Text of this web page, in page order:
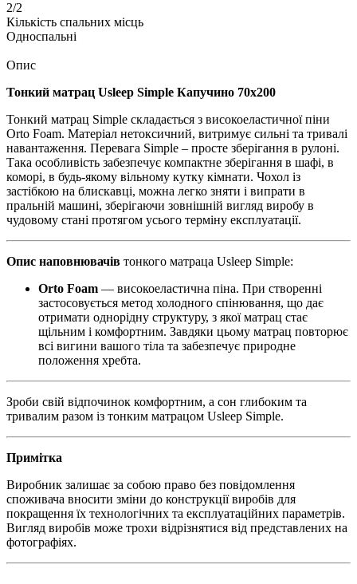
2/2
Кількість спальних місць
Односпальні
Опис
Тонкий матрац Usleep Simple Капучино 70х200
Тонкий матрац Simple складається з високоеластичної піни
Orto Foam. Матеріал нетоксичний, витримує сильні та тривалі
навантаження. Перевага Simple – просте зберігання в рулоні.
Така особливість забезпечує компактне зберігання в шафі, в
коморі, в будь-якому вільному кутку кімнати. Чохол із
застібкою на блискавці, можна легко зняти і випрати в
пральній машині, зберігаючи зовнішній вигляд виробу в
чудовому стані протягом усього терміну експлуатації.
Опис наповнювачів тонкого матраца Usleep Simple:
Orto Foam — високоеластична піна. При створенні
застосовується метод холодного спінювання, що дає
отримати однорідну структуру, з якої матрац стає
щільним і комфортним. Завдяки цьому матрац повторює
всі вигини вашого тіла та забезпечує природне
положення хребта.
Зроби свій відпочинок комфортним, а сон глибоким та
тривалим разом із тонким матрацом Usleep Simple.
Примітка
Виробник залишає за собою право без повідомлення
споживача вносити зміни до конструкції виробів для
покращення їх технологічних та експлуатаційних параметрів.
Вигляд виробів може трохи відрізнятися від представлених на
фотографіях.